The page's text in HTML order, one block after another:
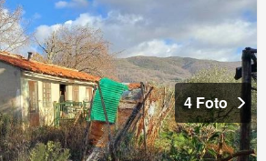
4 Foto